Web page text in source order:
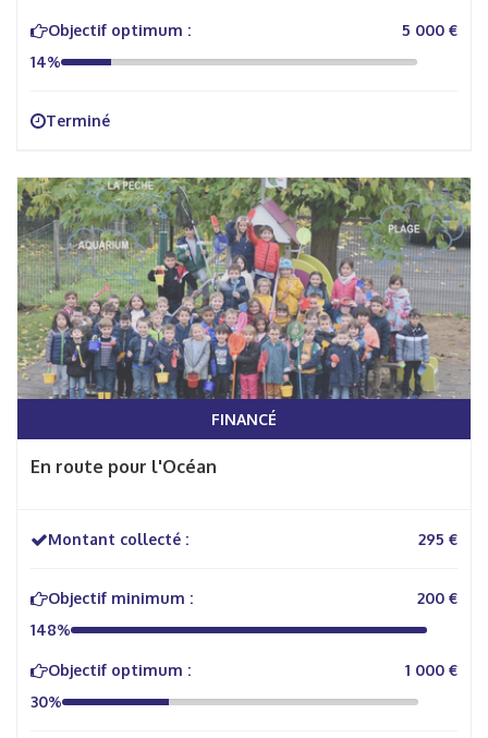
Objectif optimum :
5 000 €
14%
Terminé
FINANCÉ
En route pour l'Océan
Montant collecté : 295 €
Objectif minimum :
200 €
148%
Objectif optimum :
1 000 €
30%